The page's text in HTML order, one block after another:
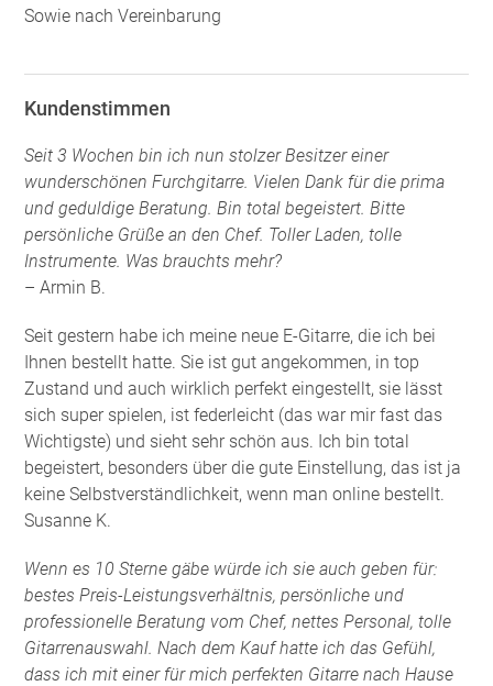
Sowie nach Vereinbarung
Kundenstimmen
Seit 3 Wochen bin ich nun stolzer Besitzer einer
wunderschönen Furchgitarre. Vielen Dank für die prima
und geduldige Beratung. Bin total begeistert. Bitte
persönliche Grüße an den Chef. Toller Laden, tolle
Instrumente. Was brauchts mehr?
– Armin B.
Seit gestern habe ich meine neue E-Gitarre, die ich bei
Ihnen bestellt hatte. Sie ist gut angekommen, in top
Zustand und auch wirklich perfekt eingestellt, sie lässt
sich super spielen, ist federleicht (das war mir fast das
Wichtigste) und sieht sehr schön aus. Ich bin total
begeistert, besonders über die gute Einstellung, das ist ja
keine Selbstverständlichkeit, wenn man online bestellt.
Susanne K.
Wenn es 10 Sterne gäbe würde ich sie auch geben für:
bestes Preis-Leistungsverhältnis, persönliche und
professionelle Beratung vom Chef, nettes Personal, tolle
Gitarrenauswahl. Nach dem Kauf hatte ich das Gefühl,
dass ich mit einer für mich perfekten Gitarre nach Hause